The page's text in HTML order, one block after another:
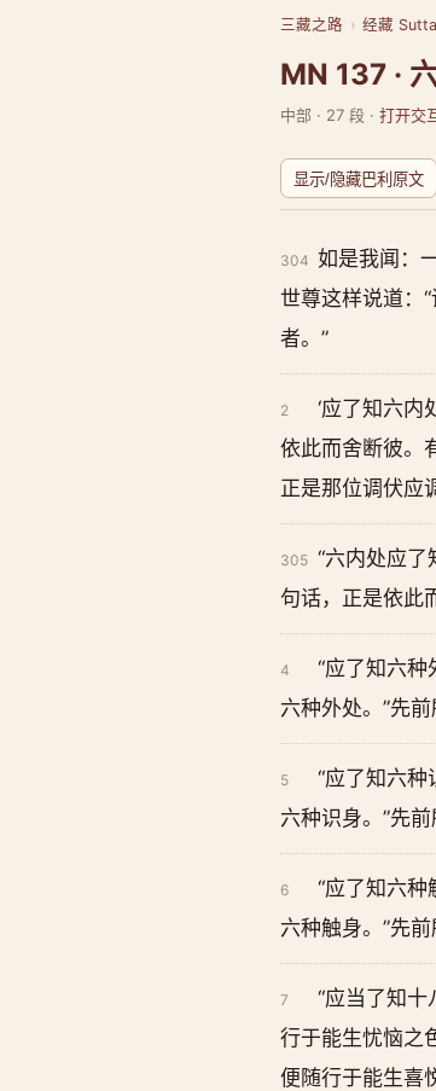
三藏之路 › 经藏 Sutta
MN 137 ·
中部 · 27 段 · 打开交
显示/隐藏巴利原文
304 如是我闻：
世尊这样说道：
者。”
2
‘应了知六
依此而舍断彼。
正是那位调伏应
305 “六内处应
句话，正是依此
4
“应了知六
六种外处。”先
5
“应了知六
六种识身。”先
6
“应了知六
六种触身。”先
7
“应当了知
行于能生忧恼
便随行于能生喜